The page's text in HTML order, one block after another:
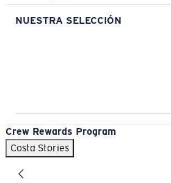
NUESTRA SELECCIÓN
Crew Rewards Program
Costa Stories